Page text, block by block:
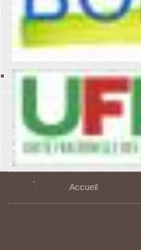
Accueil